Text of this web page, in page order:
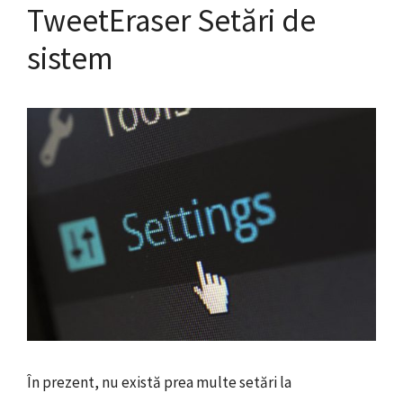
TweetEraser Setări de
sistem
În prezent, nu există prea multe setări la